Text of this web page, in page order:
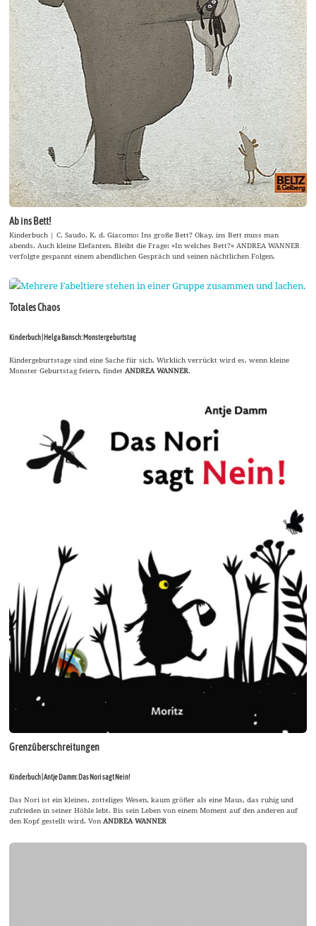
Ab ins Bett!
Kinderbuch | C. Saudo, K. d. Giacomo: Ins große Bett? Okay, ins Bett muss man
abends. Auch kleine Elefanten. Bleibt die Frage: »In welches Bett?« ANDREA WANNER
verfolgte gespannt einem abendlichen Gespräch und seinen nächtlichen Folgen.
Totales Chaos
Kinderbuch | Helga Bansch: Monstergeburtstag
Kindergeburtstage sind eine Sache für sich. Wirklich verrückt wird es, wenn kleine
Monster Geburtstag feiern, findetANDREA WANNER.
Grenzüberschreitungen
Kinderbuch | Antje Damm: Das Nori sagt Nein!
Das Nori ist ein kleines, zotteliges Wesen, kaum größer als eine Maus, das ruhig und
zufrieden in seiner Höhle lebt. Bis sein Leben von einem Moment auf den anderen auf
den Kopf gestellt wird. Von ANDREA WANNER